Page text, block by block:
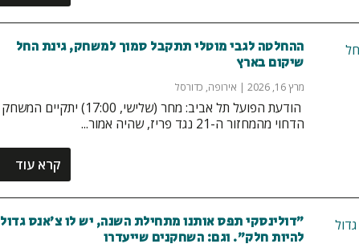
ההחלטה לגבי מוטלי תתקבל סמוך למשחק, גינת החל
שיקום בארץ
מרץ 16, 2026 | אירופה, כדורסל
‏ הודעת הפועל תל אביב: מחר (שלישי, 17:00) יתקיים המשחק
הדחוי מהמחזור ה-21 נגד פריז, שהיה אמור...
קרא עוד
״דולינסקי תפס אותנו מתחילת השנה, יש לו צ׳אנס גדול
להיות חלק״. וגם: השחקנים שייעדרו